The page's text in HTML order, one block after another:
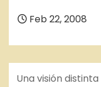
Feb 22, 2008
Una visión